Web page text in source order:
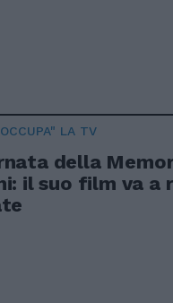
LA TV
della
il suo film va a